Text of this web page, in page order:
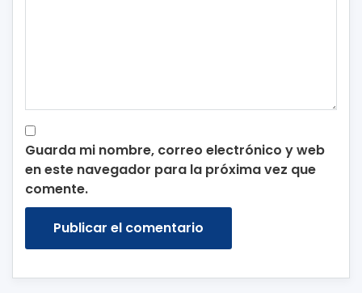
Guarda mi nombre, correo electrónico y web
en este navegador para la próxima vez que
comente.